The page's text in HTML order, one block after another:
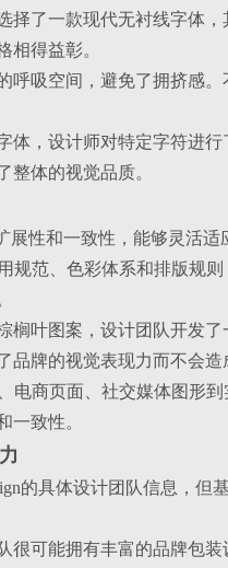
了一款现代无衬线字体
相得益彰。
吸空间，避免了拥挤感
，设计师对特定字符进
整体的视觉品质。
性和一致性，能够灵活适
范、色彩体系和排版规
叶图案，设计团队开发
牌的视觉表现力而不会造
商页面、社交媒体图形
一致性。
的具体设计团队信息，
可能拥有丰富的品牌包装